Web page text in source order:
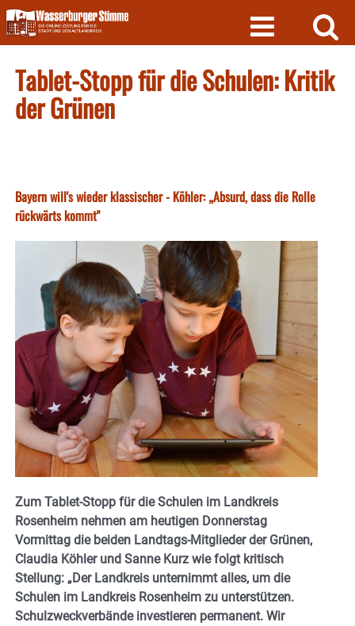
Skip
to
content
Tablet-Stopp für die Schulen: Kritik
der Grünen
Bayern will's wieder klassischer - Köhler: „Absurd, dass die Rolle
rückwärts kommt"
Zum Tablet-Stopp für die Schulen im Landkreis
Rosenheim nehmen am heutigen Donnerstag
Vormittag die beiden Landtags-Mitglieder der Grünen,
Claudia Köhler und Sanne Kurz wie folgt kritisch
Stellung: „Der Landkreis unternimmt alles, um die
Schulen im Landkreis Rosenheim zu unterstützen.
Schulzweckverbände investieren permanent. Wir